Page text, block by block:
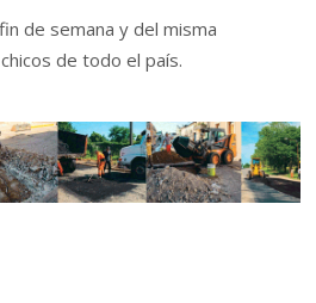
de semana y del misma
de todo el país.